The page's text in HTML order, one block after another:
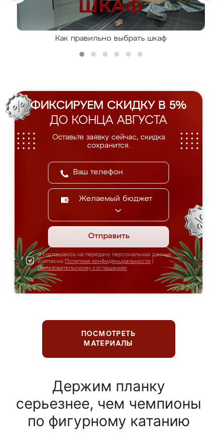
Как правильно выбрать шкаф
ФИКСИРУЕМ СКИДКУ В 5%
ДО КОНЦА АВГУСТА
Оставьте заявку сейчас, скидка
сохранится.
Желаемый бюджет
Отправить
Я соглашаюсь на передачу персональных данных
согласно Политике конфиденциальности
Пользовательскому соглашению
ПОСМОТРЕТЬ
МАТЕРИАЛЫ
Держим планку
серьезнее, чем чемпионы
по фигурному катанию